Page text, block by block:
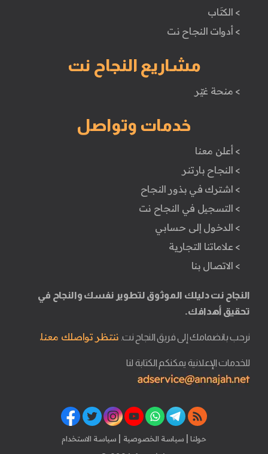
> الكتَاب
> أدوات النجاح نت
مشاريع النجاح نت
> منحة غيّر
خدمات وتواصل
> أعلن معنا
> النجاح بارتنر
> اشترك في بذور النجاح
> التسجيل في النجاح نت
> الدخول إلى حسابي
> علاماتنا التجارية
> الاتصال بنا
النجاح نت دليلك الموثوق لتطوير نفسك والنجاح في
تحقيق أهدافك.
نرحب بانضمامك إلى فريق النجاح نت. ننتظر تواصلك معنا.
للخدمات الإعلانية يمكنكم الكتابة لنا
حولنا | سياسة الخصوصية | سياسة الاستخدام